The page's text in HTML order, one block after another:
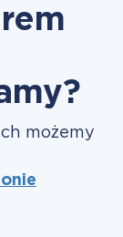
możemy